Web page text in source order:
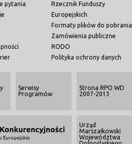
pytania
Rzecznik Funduszy
Europejskich
Formaty plików do pobrania
Zamówienia publiczne
RODO
Polityka ochrony danych
Strona RPO WD
2007-2013
Serwisy
Programów
Urząd
Marszałkowski
Województwa